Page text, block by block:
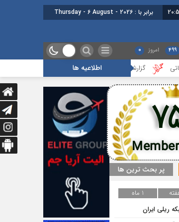
برابر با : Thursday - 6 August - 2026
499 امروز 0
اطلاعیه ها
گزارشی کوتاه از هفدهمین جلسه بخش جاده ای
پر بحث ترین ها
1 ماه
ریلی ایران